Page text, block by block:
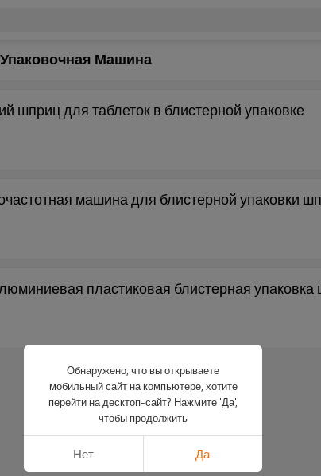
Машина
шприц для таблеток в блистерной упаковке
машина для блистерной упаковки
пластиковая блистерная упаковка
Обнаружено, что вы открываете
мобильный сайт на компьютере, хотите
перейти на десктоп-сайт? Нажмите 'Да',
чтобы продолжить
Нет Да